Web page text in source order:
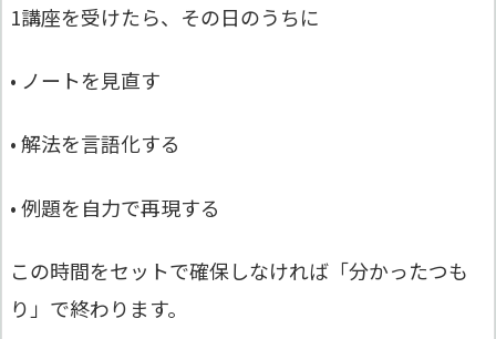
1講座を受けたら、その日のうちに
• ノートを見直す
• 解法を言語化する
• 例題を自力で再現する
この時間をセットで確保しなければ「分かったつも
り」で終わります。